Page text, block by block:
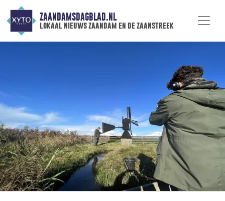
ZAANDAMSDAGBLAD.NL
lokaal nieuws zaandam en de zaanstreek